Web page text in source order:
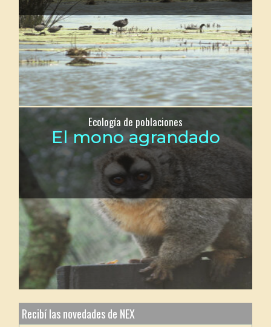
Ecología de poblaciones
El mono agrandado
Recibí las novedades de NEX